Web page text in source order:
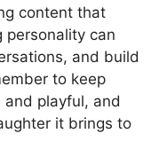
content that
personality can
and build
to keep
playful, and
it brings to